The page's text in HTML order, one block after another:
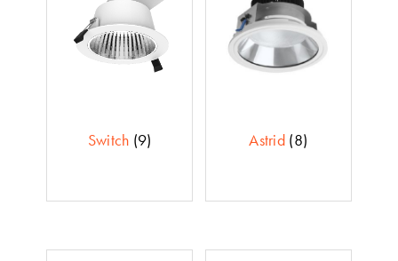
Switch (9) Astrid (8)